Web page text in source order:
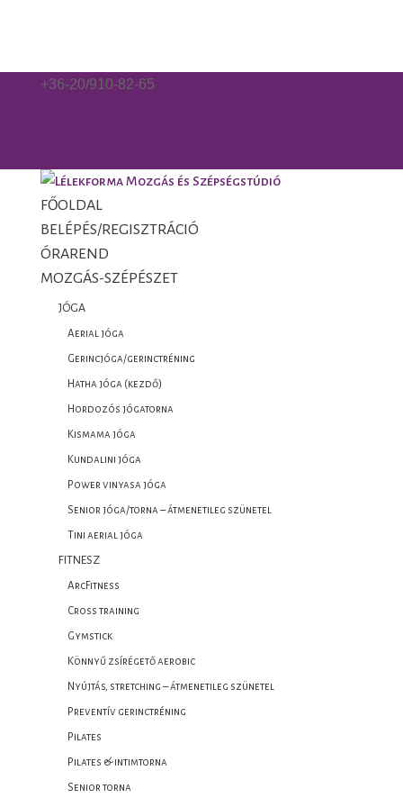
+36-20/910-82-65
FŐOLDAL
BELÉPÉS/REGISZTRÁCIÓ
ÓRAREND
MOZGÁS-SZÉPÉSZET
JÓGA
Aerial jóga
Gerincjóga/gerinctréning
Hatha jóga (kezdő)
Hordozós jógatorna
Kismama jóga
Kundalini jóga
Power vinyasa jóga
Senior jóga/torna – átmenetileg szünetel
Tini aerial jóga
FITNESZ
ArcFitness
Cross training
Gymstick
Könnyű zsírégető aerobic
Nyújtás, stretching – átmenetileg szünetel
Preventív gerinctréning
Pilates
Pilates & intimtorna
Senior torna